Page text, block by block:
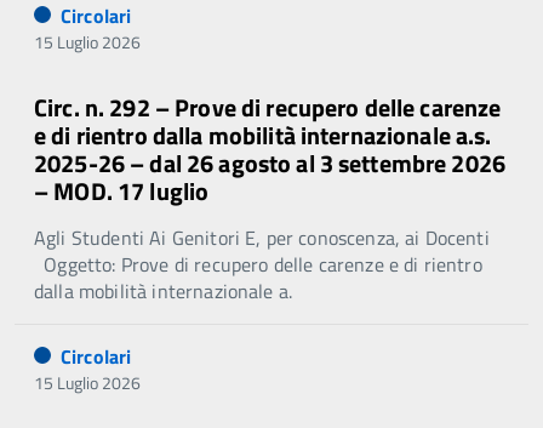
Circolari
15 Luglio 2026
Circ. n. 292 – Prove di recupero delle carenze
e di rientro dalla mobilità internazionale a.s.
2025-26 – dal 26 agosto al 3 settembre 2026
– MOD. 17 luglio
Agli Studenti Ai Genitori E, per conoscenza, ai Docenti
Oggetto: Prove di recupero delle carenze e di rientro
dalla mobilità internazionale a.
Circolari
15 Luglio 2026